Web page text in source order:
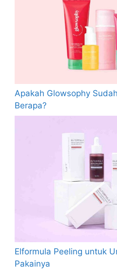
Apakah Glowsophy
Berapa?
Elformula Peeling untuk
Pakainya